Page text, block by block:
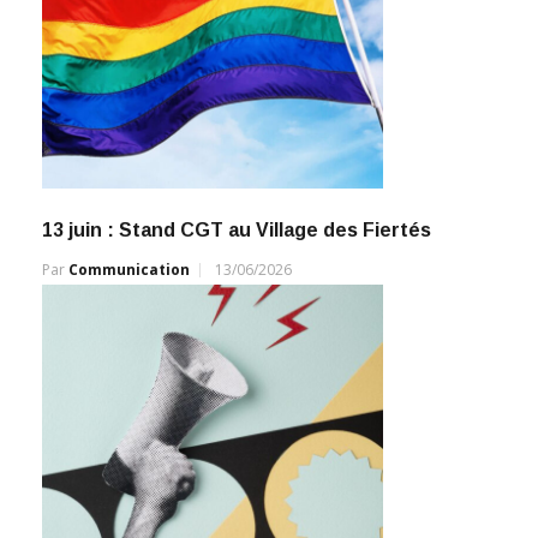
13 juin : Stand CGT au Village des Fiertés
Par Communication 13/06/2026